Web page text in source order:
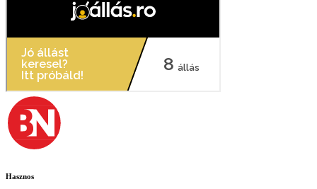
Hasznos